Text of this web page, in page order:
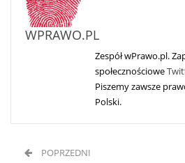
WPRAWO.PL
Zespół wPrawo.pl.
społecznościowe
Piszemy zawsze
Polski.
POPRZEDNI